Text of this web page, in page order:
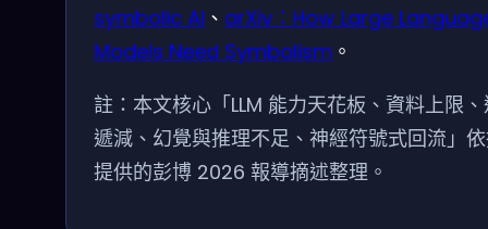
symbolic AI 、 arXiv：How Large
Models Need Symbolism 。
註：本文核心「LLM 能力天花板、資料上限
遞減、幻覺與推理不足、神經符號式回流」
提供的彭博 2026 報導摘述整理。